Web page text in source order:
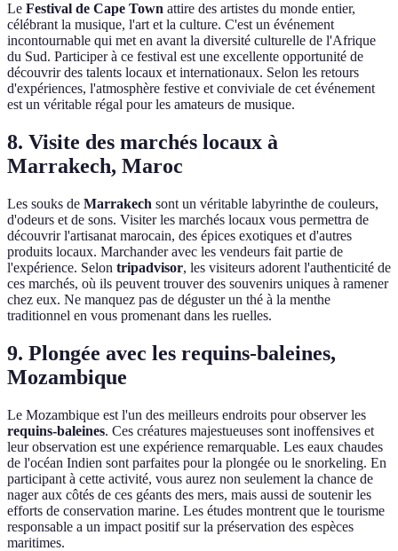
Le Festival de Cape Town attire des artistes du monde entier,
célébrant la musique, l'art et la culture. C'est un événement
incontournable qui met en avant la diversité culturelle de l'Afrique
du Sud. Participer à ce festival est une excellente opportunité de
découvrir des talents locaux et internationaux. Selon les retours
d'expériences, l'atmosphère festive et conviviale de cet événement
est un véritable régal pour les amateurs de musique.
8. Visite des marchés locaux à
Marrakech, Maroc
Les souks de Marrakech sont un véritable labyrinthe de couleurs,
d'odeurs et de sons. Visiter les marchés locaux vous permettra de
découvrir l'artisanat marocain, des épices exotiques et d'autres
produits locaux. Marchander avec les vendeurs fait partie de
l'expérience. Selon tripadvisor, les visiteurs adorent l'authenticité de
ces marchés, où ils peuvent trouver des souvenirs uniques à ramener
chez eux. Ne manquez pas de déguster un thé à la menthe
traditionnel en vous promenant dans les ruelles.
9. Plongée avec les requins-baleines,
Mozambique
Le Mozambique est l'un des meilleurs endroits pour observer les
requins-baleines. Ces créatures majestueuses sont inoffensives et
leur observation est une expérience remarquable. Les eaux chaudes
de l'océan Indien sont parfaites pour la plongée ou le snorkeling. En
participant à cette activité, vous aurez non seulement la chance de
nager aux côtés de ces géants des mers, mais aussi de soutenir les
efforts de conservation marine. Les études montrent que le tourisme
responsable a un impact positif sur la préservation des espèces
maritimes.